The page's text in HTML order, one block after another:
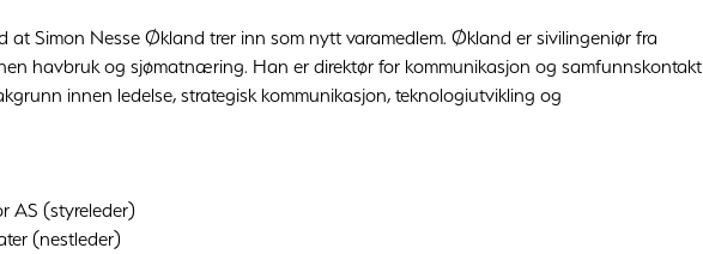
at Simon Nesse Økland trer inn som nytt varamedlem. Økland er sivilingeniør fra
havbruk og sjømatnæring. Han er direktør for kommunikasjon og samfunnskontakt
innen ledelse, strategisk kommunikasjon, teknologiutvikling og
AS (styreleder)
(nestleder)